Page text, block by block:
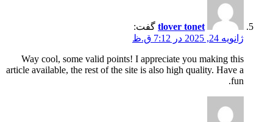
tlover tonet گفت:
ژانویه 24, 2025 در 7:12 ق.ظ
Way cool, some valid points! I appreciate you making this
article available, the rest of the site is also high quality. Have a
fun.